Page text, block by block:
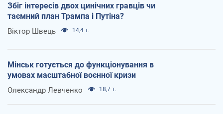
Збіг інтересів двох цинічних гравців чи
таємний план Трампа і Путіна?
Віктор Швець 14,4 т.
Мінськ готується до функціонування в
умовах масштабної воєнної кризи
Олександр Левченко 18,7 т.